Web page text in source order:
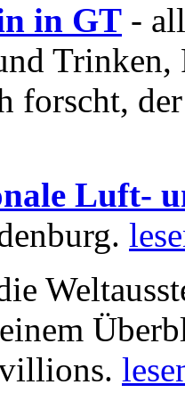
in GT -
forscht,
Luft-